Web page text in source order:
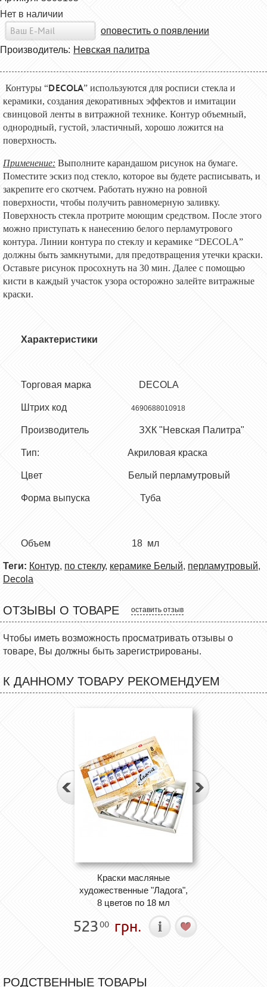
Нет в наличии
оповестить о появлении
Производитель: Невская палитра
Контуры “DECOLA” используются для росписи стекла и
керамики, создания декоративных эффектов и имитации
свинцовой ленты в витражной технике. Контур объемный,
однородный, густой, эластичный, хорошо ложится на
поверхность.
Применение: Выполните карандашом рисунок на бумаге.
Поместите эскиз под стекло, которое вы будете расписывать, и
закрепите его скотчем. Работать нужно на ровной
поверхности, чтобы получить равномерную заливку.
Поверхность стекла протрите моющим средством. После этого
можно приступать к нанесению белого перламутрового
контура. Линии контура по стеклу и керамике “DECOLA”
должны быть замкнутыми, для предотвращения утечки краски.
Оставьте рисунок просохнуть на 30 мин. Далее с помощью
кисти в каждый участок узора осторожно залейте витражные
краски.
Характеристики
Торговая марка DECOLA
Штрих код 4690688010918
Производитель ЗХК "Невская Палитра"
Тип: Акриловая краска
Цвет Белый перламутровый
Форма выпуска Туба
Объем 18 мл
Теги: Контур, по стеклу, керамике Белый, перламутровый,
Decola
ОТЗЫВЫ О ТОВАРЕ оставить отзыв
Чтобы иметь возможность просматривать отзывы о
товаре, Вы должны быть зарегистрированы.
К ДАННОМУ ТОВАРУ РЕКОМЕНДУЕМ
Краски масляные
художественные "Ладога",
8 цветов по 18 мл
52300 грн.
РОДСТВЕННЫЕ ТОВАРЫ